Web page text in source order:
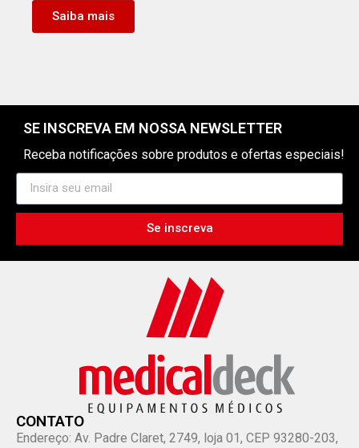
Saiba mais
SE INSCREVA EM NOSSA NEWSLETTER
Receba notificações sobre produtos e ofertas especiais!
Se inscreva
CONTATO
Endereço: Av. Padre Claret, 2749, loja 01, CEP 93280-203,